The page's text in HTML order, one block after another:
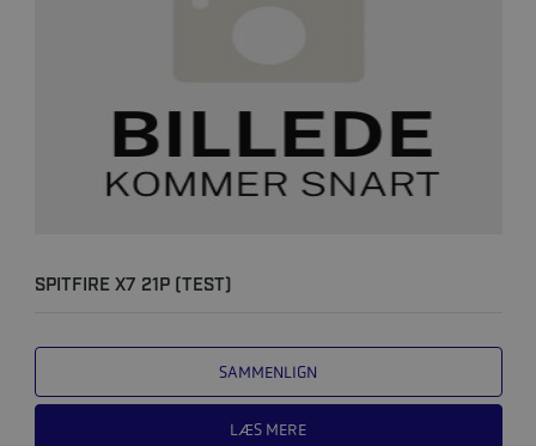
SPITFIRE X7 21P (TEST)
SAMMENLIGN
LÆS MERE